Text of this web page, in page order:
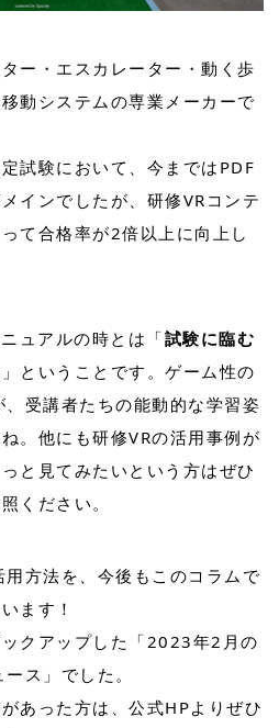
ー・エスカレーター・動く歩
動システムの専業メーカーで
試験において、今まではPDF
インでしたが、研修VRコンテ
て合格率が2倍以上に向上し
ュアルの時とは「試験に臨む
」ということです。ゲーム性の
受講者たちの能動的な学習姿
。他にも研修VRの活用事例が
と見てみたいという方はぜひ
ください。
用方法を、今後もこのコラムで
ます！
クアップした「2023年2月の
ス」でした。
あった方は、公式HPよりぜひ